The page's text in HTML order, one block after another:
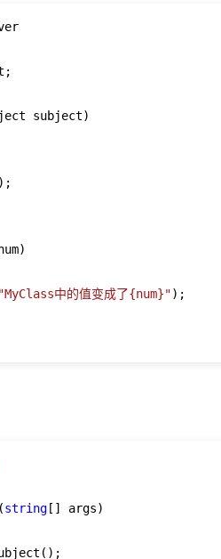
subject)
"MyClass中的值变成了{num}");
(string [] args)